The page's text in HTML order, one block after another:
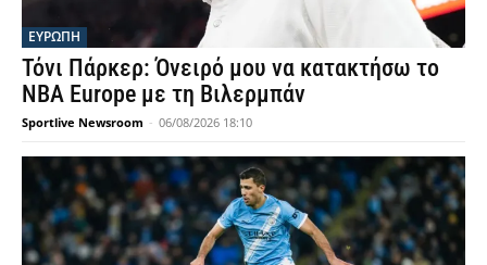
ΕΥΡΩΠΗ
Τόνι Πάρκερ: Όνειρό μου να κατακτήσω το
NBA Europe με τη Βιλερμπάν
Sportlive Newsroom - 06/08/2026 18:10